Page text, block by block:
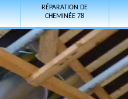
RÉPARATION DE
CHEMINÉE 78